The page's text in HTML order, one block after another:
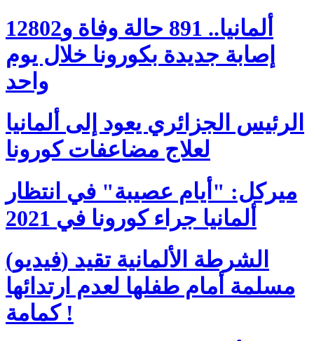
ألمانيا.. 891 حالة وفاة و12802
إصابة جديدة بكورونا خلال يوم
واحد
الرئيس الجزائري يعود إلى ألمانيا
لعلاج مضاعفات كورونا
ميركل: "أيام عصيبة" في انتظار
ألمانيا جراء كورونا في 2021
(فيديو) الشرطة الألمانية تقيد
مسلمة أمام طفلها لعدم ارتدائها
كمامة !